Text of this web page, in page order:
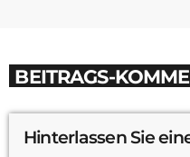
BEITRAGS-
Hinterlassen Sie